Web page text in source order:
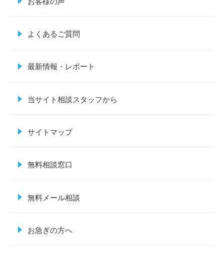
よくあるご質問
最新情報・レポート
当サイト相談スタッフから
サイトマップ
無料相談窓口
無料メール相談
お急ぎの方へ